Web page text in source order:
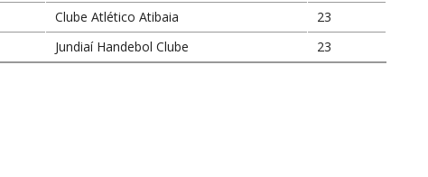
Clube Atlético Atibaia
23
Jundiaí Handebol Clube
23